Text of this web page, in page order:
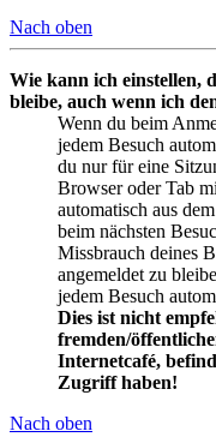
Nach oben
Wie kann ich einstellen,
bleibe, auch wenn ich
Wenn du beim
jedem Besuch
du nur für eine
Browser oder Tab
automatisch aus
beim nächsten
Missbrauch deines
angemeldet zu
jedem Besuch
Dies ist nicht
fremden/
Internetcafé,
Zugriff haben!
Nach oben